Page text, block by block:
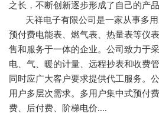
之长，不断创新逐步形成了自己的产品
天祥电子有限公司是一家从事多用
预付费电能表、燃气表、热量表等仪
售和服务于一体的企业。公司致力于
电、气、暖的计量、远程抄表和收费
同时应广大客户要求提供代工服务。
用户多层次需求。多用户集中式预付
费、后付费、阶梯电价....